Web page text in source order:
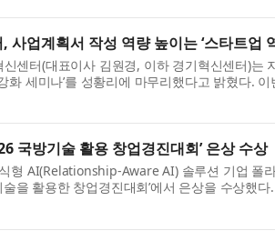
사업계획서 작성 역량 높이는 ‘스타트업
센터(대표이사 김원경, 이하 경기혁신센터)는
화 세미나’를 성황리에 마무리했다고 밝혔다.
화하고 정부지원사업 및 투자유치 ...
국방기술 활용 창업경진대회’ 은상 수상
형 AI(Relationship-Aware AI) 솔루션 기업 폴
술을 활용한 창업경진대회’에서 은상을 수상했
터 제2전시장에서 열린 ‘제9회 국...